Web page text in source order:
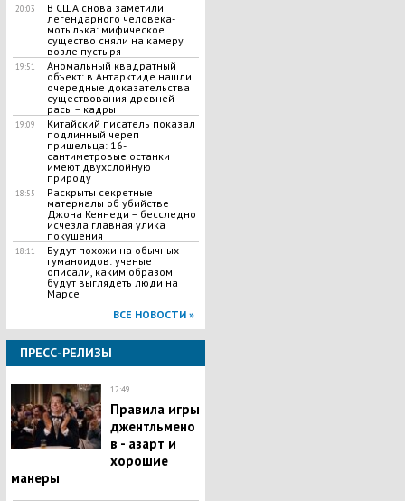
20:03
В США снова заметили
легендарного человека-
мотылька: мифическое
существо сняли на камеру
возле пустыря
19:51
Аномальный квадратный
объект: в Антарктиде нашли
очередные доказательства
существования древней
расы – кадры
19:09
Китайский писатель показал
подлинный череп
пришельца: 16-
сантиметровые останки
имеют двухслойную
природу
18:55
Раскрыты секретные
материалы об убийстве
Джона Кеннеди – бесследно
исчезла главная улика
покушения
18:11
Будут похожи на обычных
гуманоидов: ученые
описали, каким образом
будут выглядеть люди на
Марсе
ВСЕ НОВОСТИ »
ПРЕСС-РЕЛИЗЫ
12:49
Правила игры
джентльмено
в - азарт и
хорошие
манеры